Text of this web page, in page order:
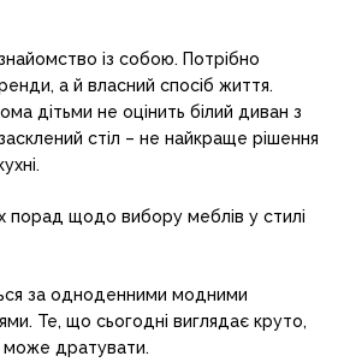
із собою. Потрібно
а й власний спосіб життя.
дітьми не оцінить білий диван з
стіл – не найкраще рішення
порад щодо вибору меблів у стилі
за одноденними модними
Те, що сьогодні виглядає круто,
може дратувати.